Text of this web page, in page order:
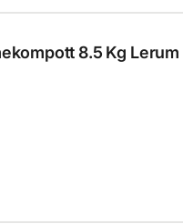
8.5 Kg Lerum